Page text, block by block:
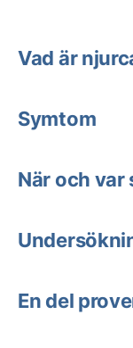
Vad är
Symtom
När och var
En del